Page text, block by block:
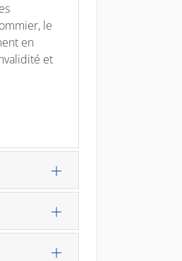
le
en
et